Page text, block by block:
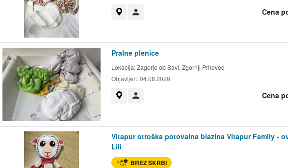
Cena
Pralne plenice
Lokacija:Zagorje ob Savi, Zgornji Prhovec
Objavljen:04.08.2026.
Cena
Vitapur otroška potovalna blazina Vitapur Family -
Lili
BREZ SKRBI